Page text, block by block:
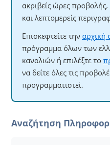
ακριβείς ώρες
και λεπτομερείς
Επισκεφτείτε την αρχική
πρόγραμμα όλων των
καναλιών ή επιλέξτε το
να δείτε όλες τις
προγραμματιστεί.
Αναζήτηση